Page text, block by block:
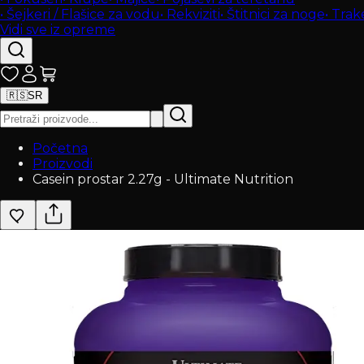
• Šejkeri / Flašice za vodu• Rekviziti• Štitnici za noge•
Vidi sve iz opreme
🇷🇸SR
Početna
Proizvodi
Casein prostar 2.27g - Ultimate Nutrition